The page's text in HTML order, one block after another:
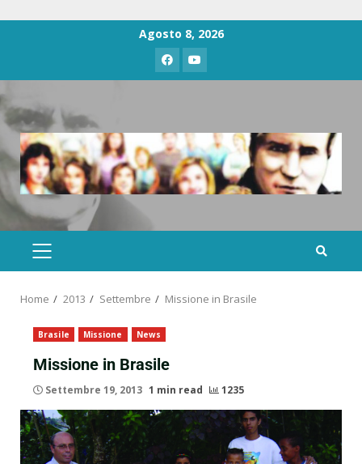
Agosto 8, 2026
Home 2013 Settembre Missione in Brasile
Brasile Missione News
Missione in Brasile
Settembre 19, 2013 1 min read 1235